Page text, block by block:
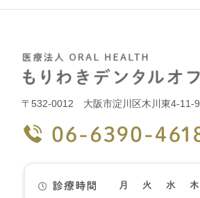
〒532-0012 大阪市淀川区木川東4-11-9